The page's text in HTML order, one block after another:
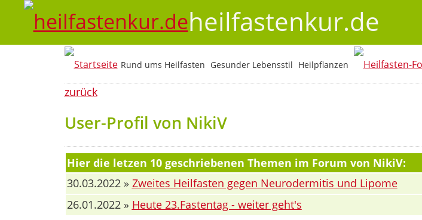
heilfastenkur.de
Rund ums Heilfasten Gesunder Lebensstil Heilpflanzen
zurück
User-Profil von NikiV
Hier die letzen 10 geschriebenen Themen im Forum von NikiV:
30.03.2022 » Zweites Heilfasten gegen Neurodermitis und Lipome
26.01.2022 » Heute 23.Fastentag - weiter geht's